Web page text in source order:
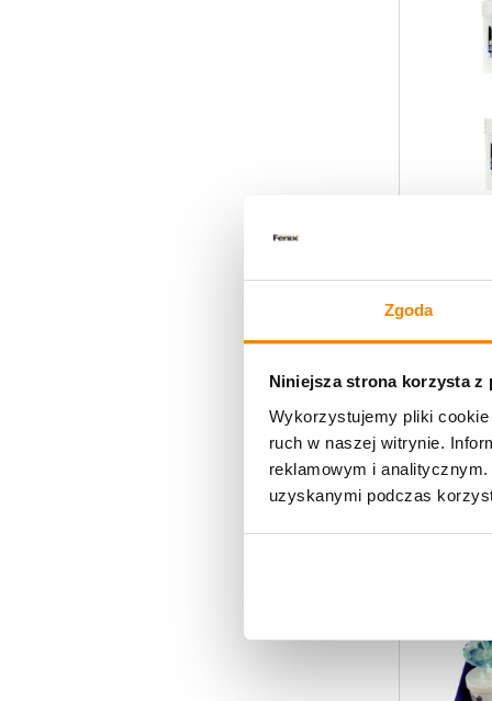
Zgoda
Niniejsza strona korzysta z
Wykorzystujemy pliki
ruch w naszej witrynie.
reklamowym i
uzyskanymi podczas
Wkłady